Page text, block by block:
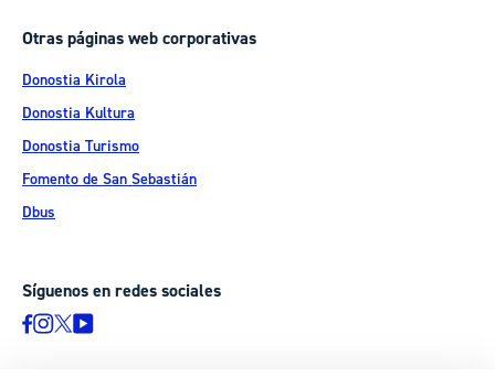
Otras páginas web corporativas
Donostia Kirola
Donostia Kultura
Donostia Turismo
Fomento de San Sebastián
Dbus
Síguenos en redes sociales